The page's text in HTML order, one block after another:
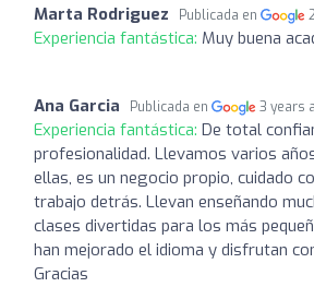
Marta Rodriguez Publicada en
Experiencia fantástica: Muy buena
Ana Garcia Publicada en 3 years
Experiencia fantástica: De total
profesionalidad. Llevamos varios
ellas, es un negocio propio, cuidado
trabajo detrás. Llevan enseñando
clases divertidas para los más
han mejorado el idioma y disfrutan
Gracias